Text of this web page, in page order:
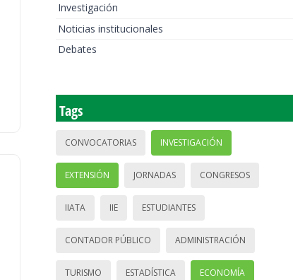
Investigación
Noticias institucionales
Debates
Tags
CONVOCATORIAS INVESTIGACIÓN
EXTENSIÓN JORNADAS CONGRESOS
IIATA IIE ESTUDIANTES
CONTADOR PÚBLICO ADMINISTRACIÓN
TURISMO ESTADÍSTICA ECONOMÍA